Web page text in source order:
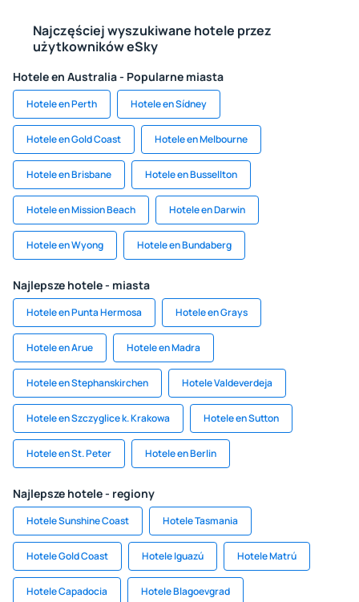
Najczęściej wyszukiwane hotele przez
użytkowników eSky
Hotele en Australia - Popularne miasta
Hotele en Perth Hotele en Sídney
Hotele en Gold Coast Hotele en Melbourne
Hotele en Brisbane Hotele en Bussellton
Hotele en Mission Beach Hotele en Darwin
Hotele en Wyong Hotele en Bundaberg
Najlepsze hotele - miasta
Hotele en Punta Hermosa Hotele en Grays
Hotele en Arue Hotele en Madra
Hotele en Stephanskirchen Hotele Valdeverdeja
Hotele en Szczyglice k. Krakowa Hotele en Sutton
Hotele en St. Peter Hotele en Berlin
Najlepsze hotele - regiony
Hotele Sunshine Coast Hotele Tasmania
Hotele Gold Coast Hotele Iguazú Hotele Matrú
Hotele Capadocia Hotele Blagoevgrad